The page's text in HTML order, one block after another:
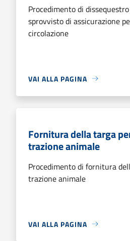
Procedimento di
sprovvisto di assicurazione
circolazione
VAI ALLA PAGINA
Fornitura della targa
trazione animale
Procedimento di fornitura
trazione animale
VAI ALLA PAGINA